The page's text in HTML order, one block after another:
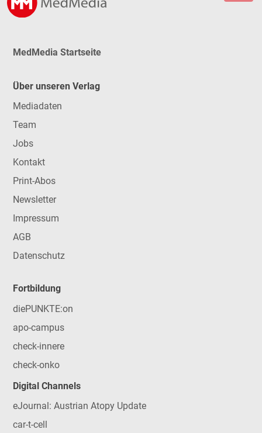
MedMedia Startseite
Über unseren Verlag
Mediadaten
Team
Jobs
Kontakt
Print-Abos
Newsletter
Impressum
AGB
Datenschutz
Fortbildung
diePUNKTE:on
apo-campus
check-innere
check-onko
Digital Channels
eJournal: Austrian Atopy Update
car-t-cell